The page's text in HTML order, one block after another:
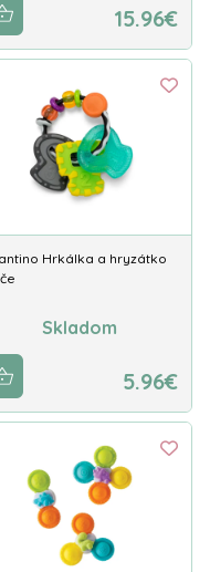
15.96€
Hrkálka a hryzátko
Skladom
5.96€